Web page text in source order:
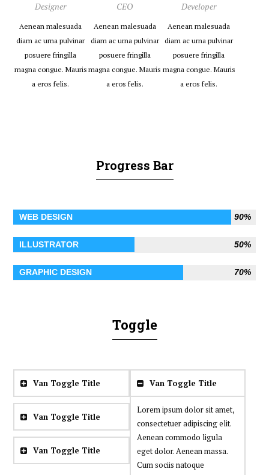
Designer
Aenean malesuada
diam ac urna pulvinar
posuere fringilla
magna congue. Mauris
a eros felis.
CEO
Aenean malesuada
diam ac urna pulvinar
posuere fringilla
magna congue. Mauris
a eros felis.
Developer
Aenean malesuada
diam ac urna pulvinar
posuere fringilla
magna congue. Mauris
a eros felis.
Progress Bar
WEB DESIGN 90%
ILLUSTRATOR 50%
GRAPHIC DESIGN 70%
Toggle
Van Toggle Title
Van Toggle Title
Van Toggle Title
Van Toggle Title
Lorem ipsum dolor sit amet,
consectetuer adipiscing elit.
Aenean commodo ligula
eget dolor. Aenean massa.
Cum sociis natoque